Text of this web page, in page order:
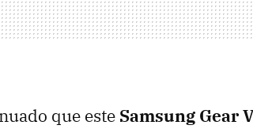
que este Samsung Gear